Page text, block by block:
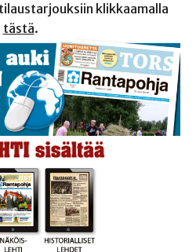
klikkaamalla
tästä.